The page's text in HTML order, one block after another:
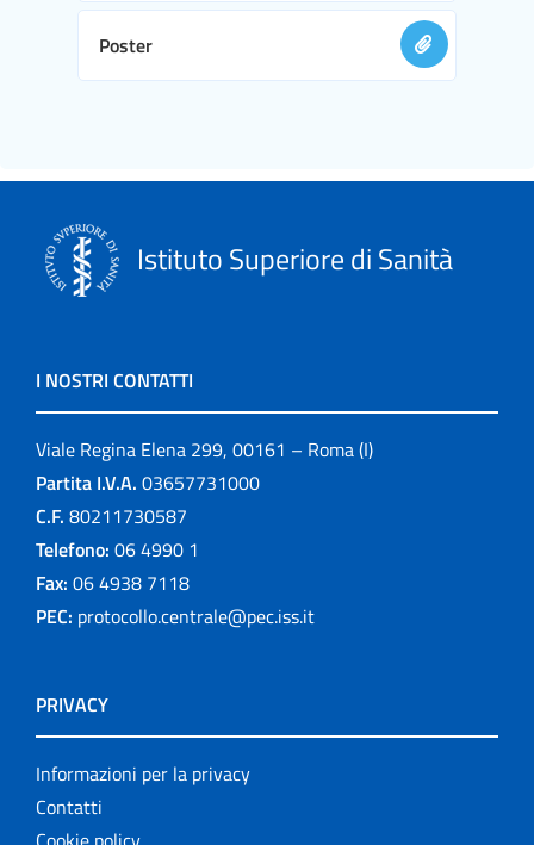
Poster
Istituto Superiore di Sanità
I NOSTRI CONTATTI
Viale Regina Elena 299, 00161 – Roma (I)
Partita I.V.A. 03657731000
C.F. 80211730587
Telefono: 06 4990 1
Fax: 06 4938 7118
PEC: protocollo.centrale@pec.iss.it
PRIVACY
Informazioni per la privacy
Contatti